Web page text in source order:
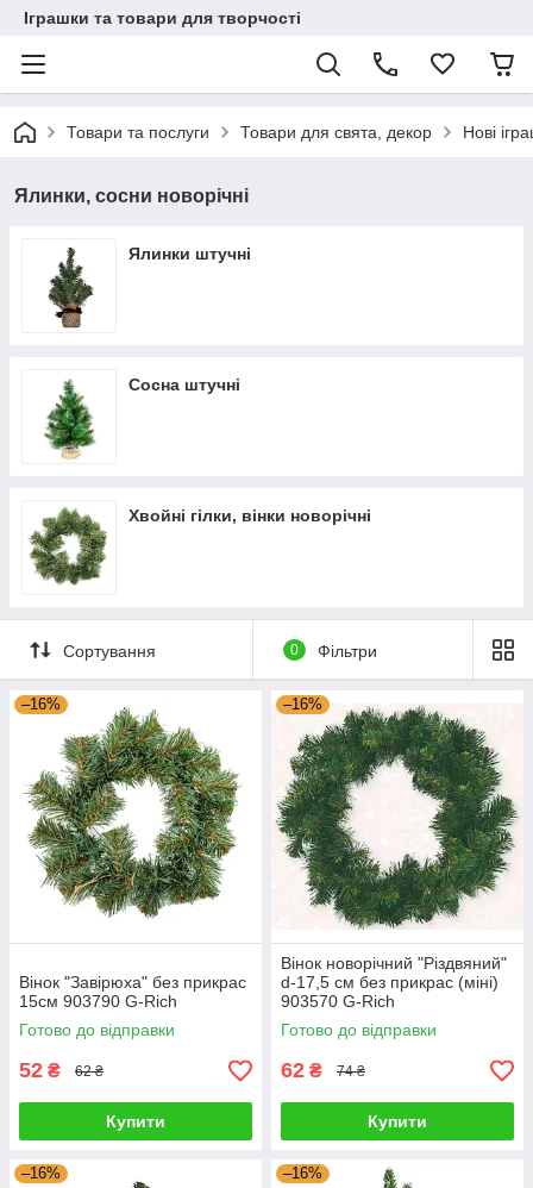
Іграшки та товари для творчості
Товари та послуги Товари для свята, декор Нові
Ялинки, сосни новорічні
Ялинки штучні
Сосна штучні
Хвойні гілки, вінки новорічні
Сортування 0 Фільтри
–16%
Вінок "Завірюха" без прикрас
15см 903790 G-Rich
Готово до відправки
52 ₴ 62 ₴
Купити
–16%
Вінок новорічний "Різдвяний"
d-17,5 см без прикрас (міні)
903570 G-Rich
Готово до відправки
62 ₴ 74 ₴
Купити
–16% –16%